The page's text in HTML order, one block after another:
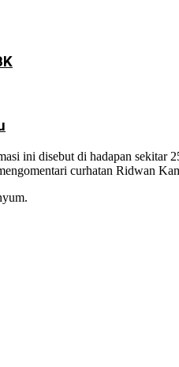
ini disebut di hadapan sekitar
curhatan Ridwan